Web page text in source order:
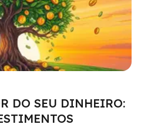
DO SEU DINHEIRO: